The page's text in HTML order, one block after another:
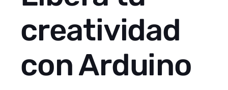
creatividad
con Arduino